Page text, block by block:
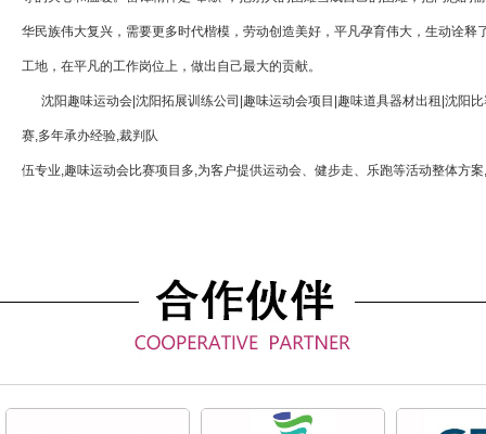
华民族伟大复兴，需要更多时代楷模，劳动创造美好，平凡孕育伟大，生动诠
工地，在平凡的工作岗位上，做出自己最大的贡献。
沈阳趣味运动会|沈阳拓展训练公司|趣味运动会项目|趣味道具器材出租|沈阳
赛,多年承办经验,裁判队
伍专业,趣味运动会比赛项目多,为客户提供运动会、健步走、乐跑等活动整体方